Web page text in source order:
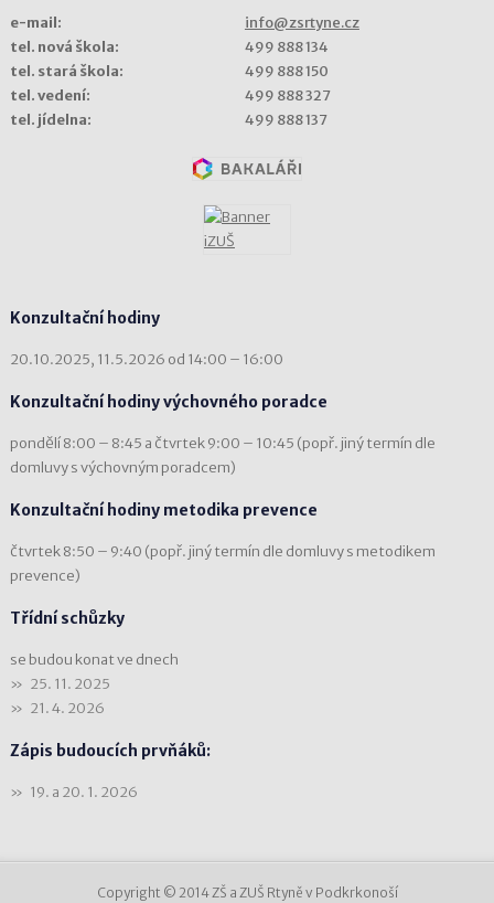
e-mail:
info@zsrtyne.cz
tel. nová škola:
499 888 134
tel. stará škola:
499 888 150
tel. vedení:
499 888 327
tel. jídelna:
499 888 137
Konzultační hodiny
20.10.2025, 11.5.2026 od 14:00 – 16:00
Konzultační hodiny výchovného poradce
pondělí 8:00 – 8:45 a čtvrtek 9:00 – 10:45 (popř. jiný termín dle
domluvy s výchovným poradcem)
Konzultační hodiny metodika prevence
čtvrtek 8:50 – 9:40 (popř. jiný termín dle domluvy s metodikem
prevence)
Třídní schůzky
se budou konat ve dnech
25. 11. 2025
21. 4. 2026
Zápis budoucích prvňáků:
19. a 20. 1. 2026
Copyright © 2014 ZŠ a ZUŠ Rtyně v Podkrkonoší